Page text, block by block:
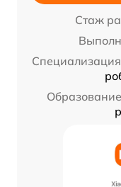
Стаж